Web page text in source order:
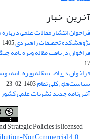
آخرین اخبار
فراخوان انتشار مقالات علمی
پژوهشکده تحقیقات راهبردی1405-04-21
فراخوان دریافت مقاله ویژه نامه
17
فراخوان دریافت مقاله ویژه نامه
سیاست‌های کلی نظام1403-02-23
آئین‌نامه جدید نشریات علمی کشور
Strategic Policies is licensed
NonCommercial 4.0